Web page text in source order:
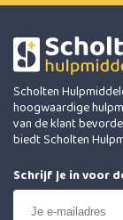
Scholten
hoogwaardige
van de klant
biedt Scholten
Schrijf je in voor